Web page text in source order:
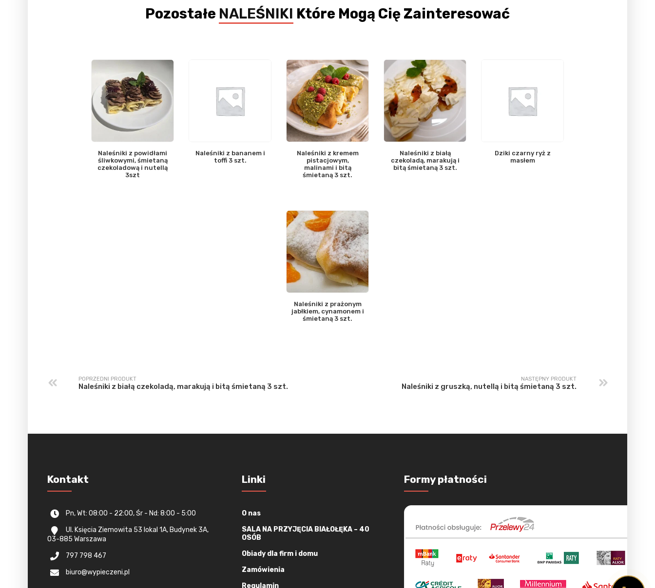
Pozostałe NALEŚNIKI Które Mogą Cię Zainteresować
Naleśniki z powidłami
śliwkowymi, śmietaną
czekoladową i nutellą
3szt
Naleśniki z bananem i
toffi 3 szt.
Naleśniki z kremem
pistacjowym,
malinami i bitą
śmietaną 3 szt.
Naleśniki z białą
czekoladą, marakują i
bitą śmietaną 3 szt.
Dziki czarny ryż z
masłem
Naleśniki z prażonym
jabłkiem, cynamonem i
śmietaną 3 szt.
POPRZEDNI PRODUKT
Naleśniki z białą czekoladą, marakują i bitą śmietaną 3 szt.
NASTĘPNY PRODUKT
Naleśniki z gruszką, nutellą i bitą śmietaną 3 szt.
Kontakt
Pn, Wt: 08:00 - 22:00, Śr - Nd: 8:00 - 5:00
Ul. Księcia Ziemowita 53 lokal 1A, Budynek 3A,
03-885 Warszawa
797 798 467
biuro@wypieczeni.pl
Linki
O nas
SALA NA PRZYJĘCIA BIAŁOŁĘKA – 40
OSÓB
Obiady dla firm i domu
Zamówienia
Regulamin
Formy płatności